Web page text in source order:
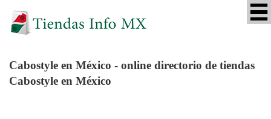
Cabostyle en México - online directorio de tiendas
Cabostyle en México